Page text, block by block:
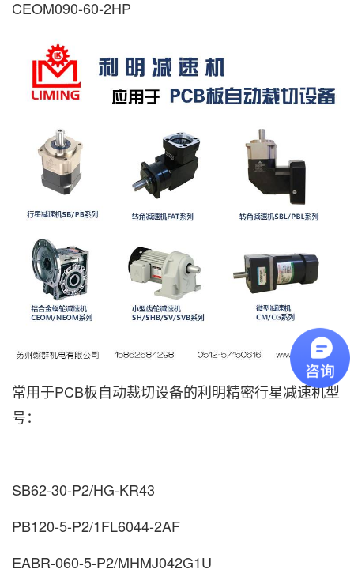
CEOM090-60-2HP
常用于PCB板自动裁切设备的利明精密行星减速机型
号：
SB62-30-P2/HG-KR43
PB120-5-P2/1FL6044-2AF
EABR-060-5-P2/MHMJ042G1U